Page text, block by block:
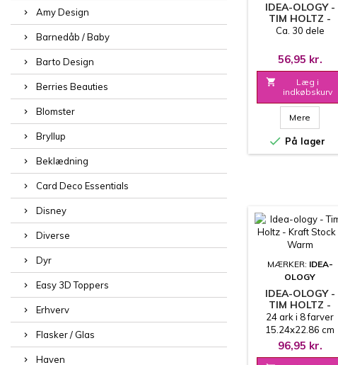
Amy Design
Barnedåb / Baby
Barto Design
Berries Beauties
Blomster
Bryllup
Beklædning
Card Deco Essentials
Disney
Diverse
Dyr
Easy 3D Toppers
Erhverv
Flasker / Glas
Haven
IDEA-OLOGY -
TIM HOLTZ -
COLLAGE STRIPS
Ca. 30 dele
56,95 kr.

Læg i
indkøbskurv
Mere
 På lager
MÆRKER: IDEA-
OLOGY
IDEA-OLOGY -
TIM HOLTZ -
KRAFT STOCK -
WARM
24 ark i 8 farver
15.24x22.86 cm
96,95 kr.